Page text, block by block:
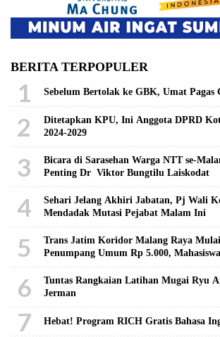
BERITA TERPOPULER
1 Sebelum Bertolak ke GBK, Umat Pagas
2
Ditetapkan KPU, Ini Anggota DPRD
2024-2029
3
Bicara di Sarasehan Warga NTT se-
Penting Dr Viktor Bungtilu Laiskodat
4
Sehari Jelang Akhiri Jabatan, Pj Wali
Mendadak Mutasi Pejabat Malam Ini
5
Trans Jatim Koridor Malang Raya
Penumpang Umum Rp 5.000,
6
Tuntas Rangkaian Latihan Mugai Ryu Antara Indonesia dan
Jerman
7 Hebat! Program RICH Gratis Bahasa